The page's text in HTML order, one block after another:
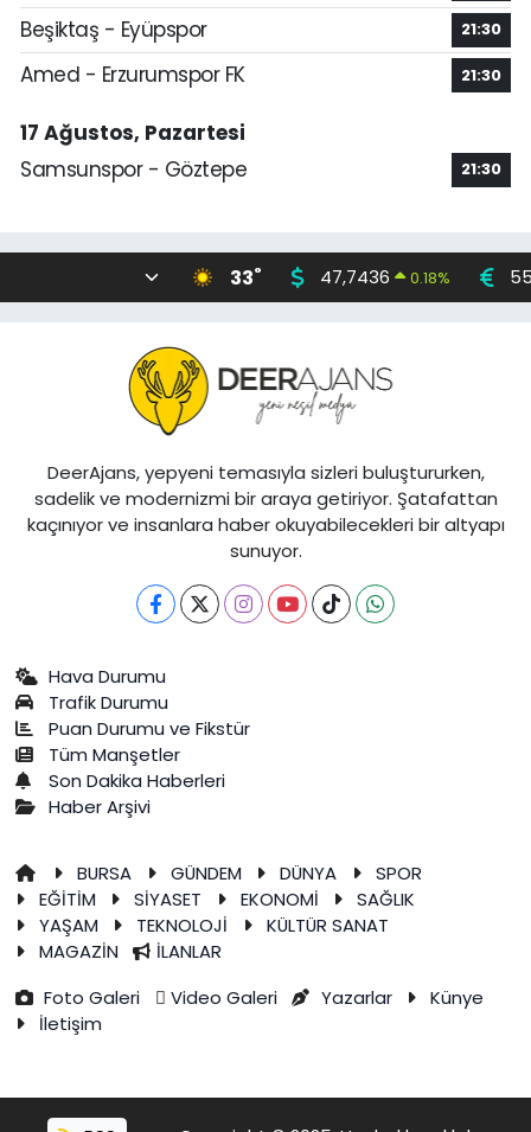
Beşiktaş - Eyüpspor 21:30
Amed - Erzurumspor FK 21:30
17 Ağustos, Pazartesi
Samsunspor - Göztepe
21:30
33° 47,7436 0.18%
DeerAjans, yepyeni temasıyla sizleri buluştururken,
sadelik ve modernizmi bir araya getiriyor. Şatafattan
kaçınıyor ve insanlara haber okuyabilecekleri bir altyapı
sunuyor.
Hava Durumu
Trafik Durumu
Puan Durumu ve Fikstür
Tüm Manşetler
Son Dakika Haberleri
Haber Arşivi
BURSA GÜNDEM DÜNYA
SPOR
EĞİTİM
SİYASET EKONOMİ
SAĞLIK
YAŞAM
TEKNOLOJİ
KÜLTÜR SANAT
MAGAZİN
İLANLAR
Foto Galeri
Video Galeri Yazarlar
Künye
İletişim